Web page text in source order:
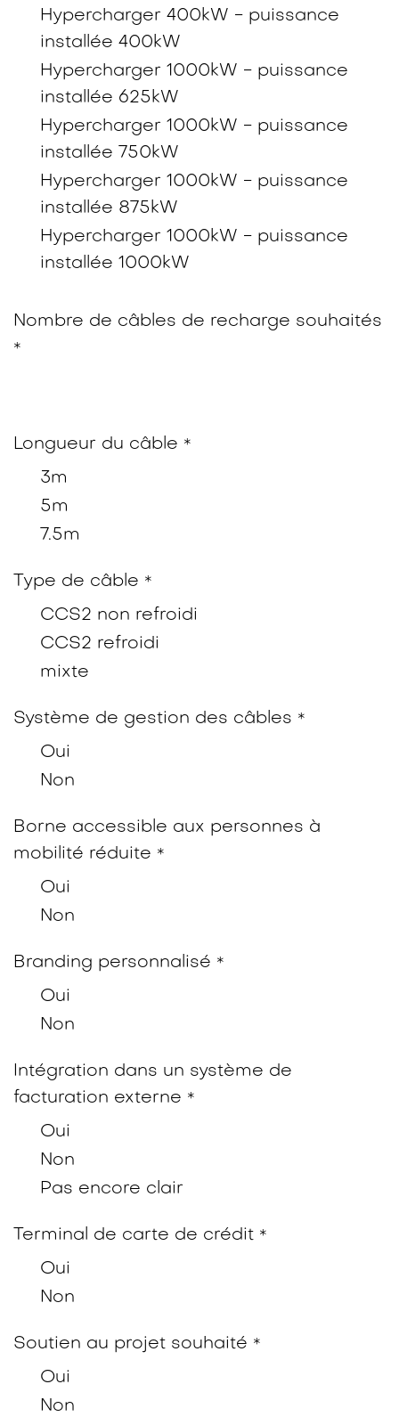
Hypercharger 400kW - puissance
installée 400kW
Hypercharger 1000kW - puissance
installée 625kW
Hypercharger 1000kW - puissance
installée 750kW
Hypercharger 1000kW - puissance
installée 875kW
Hypercharger 1000kW - puissance
installée 1000kW
Nombre de câbles de recharge souhaités
*
Longueur du câble *
3m
5m
7.5m
Type de câble *
CCS2 non refroidi
CCS2 refroidi
mixte
Système de gestion des câbles *
Oui
Non
Borne accessible aux personnes à
mobilité réduite *
Oui
Non
Branding personnalisé *
Oui
Non
Intégration dans un système de
facturation externe *
Oui
Non
Pas encore clair
Terminal de carte de crédit *
Oui
Non
Soutien au projet souhaité *
Oui
Non